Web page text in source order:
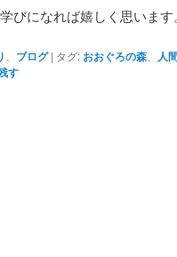
びになれば嬉しく思います。
、 ブログ | タグ: おおぐろの森、 人
す